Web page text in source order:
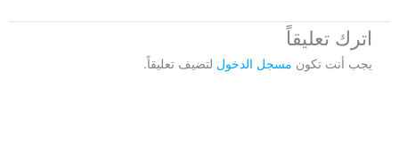
اترك تعليقاً
يجب أنت تكون مسجل الدخول لتضيف تعليقاً.